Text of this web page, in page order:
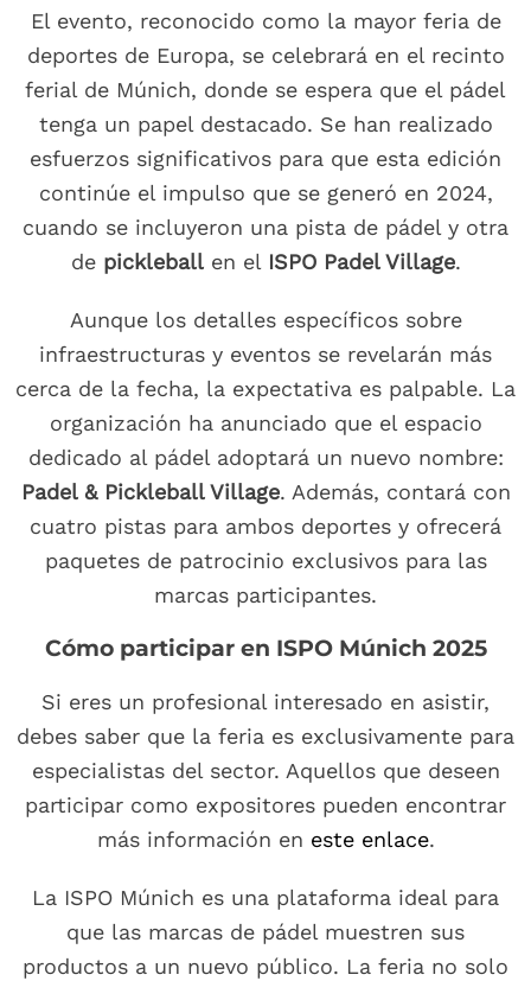
El evento, reconocido como la mayor feria de
deportes de Europa, se celebrará en el recinto
ferial de Múnich, donde se espera que el pádel
tenga un papel destacado. Se han realizado
esfuerzos significativos para que esta edición
continúe el impulso que se generó en 2024,
cuando se incluyeron una pista de pádel y otra
de pickleballen el ISPO Padel Village.
Aunque los detalles específicos sobre
infraestructuras y eventos se revelarán más
cerca de la fecha, la expectativa es palpable. La
organización ha anunciado que el espacio
dedicado al pádel adoptará un nuevo nombre:
Padel & Pickleball Village. Además, contará con
cuatro pistas para ambos deportes y ofrecerá
paquetes de patrocinio exclusivos para las
marcas participantes.
Cómo participar en ISPO Múnich 2025
Si eres un profesional interesado en asistir,
debes saber que la feria es exclusivamente para
especialistas del sector. Aquellos que deseen
participar como expositores pueden encontrar
más información en este enlace.
La ISPO Múnich es una plataforma ideal para
que las marcas de pádel muestren sus
productos a un nuevo público. La feria no solo